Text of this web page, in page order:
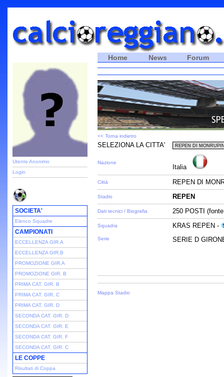
Utente Anonimo
Login
SOCIETA'
Elenco Squadre
CAMPIONATI
ECCELLENZA GIR.A
ECCELLENZA GIR.B
PROMOZIONE GIR.A
PROMOZIONE GIR. B
PRIMA CAT. GIR. B
PRIMA CAT. GIR. C
PRIMA CAT. GIR. D
SECONDA CAT. GIR. D
SECONDA CAT. GIR. E
SECONDA CAT. GIR. F
SECONDA CAT. GIR. C
LE COPPE
Risultati di Coppa
Home News Forum
<< Torna indietro
SELEZIONA LA CITTA'
Nazione
Italia
Città REPEN DI
Stadio REPEN
Dati tecnici / Biografia 250 POSTI
Squadra
Serie
KRAS REPEN -
SERIE D
Mappa Stadio